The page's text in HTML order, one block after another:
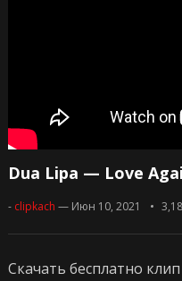
Dua Lipa — Love
- clipkach — Июн 10, 2021
Скачать бесплатно клип